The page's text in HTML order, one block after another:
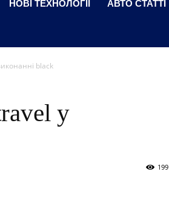
НОВІ ТЕХНОЛОГІЇ АВТО СТАТТІ
black
у
199